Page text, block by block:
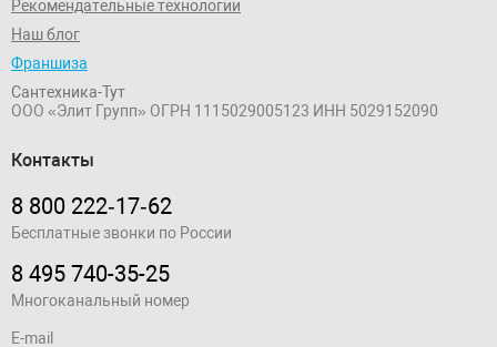
Рекомендательные технологии
Наш блог
Франшиза
Сантехника-Тут
ООО «Элит Групп» ОГРН 1115029005123 ИНН 5029152090
Контакты
8 800 222‑17‑62
Бесплатные звонки по России
8 495 740-35-25
Многоканальный номер
E-mail